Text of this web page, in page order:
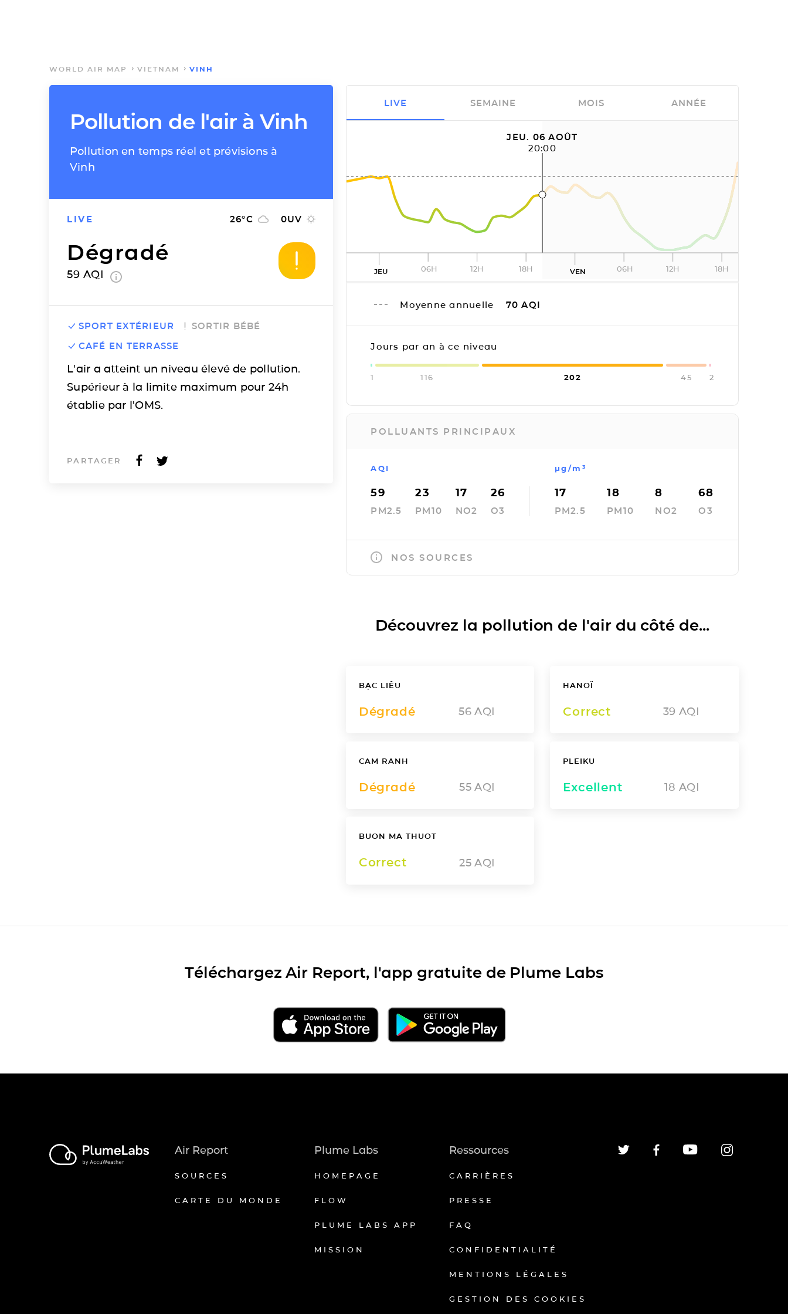
WORLD AIR MAP VIETNAM VINH
Pollution de l'air à Vinh
Pollution en temps réel et prévisions à
Vinh
LIVE 26°C 0UV
Dégradé
59 AQI
SPORT EXTÉRIEUR
SORTIR BÉBÉ
CAFÉ EN TERRASSE
L'air a atteint un niveau élevé de pollution.
Supérieur à la limite maximum pour 24h
établie par l'OMS.
PARTAGER
JEU. 06 AOÛT
20:00
JEU 06H 12H 18H VEN 06H 12H 18H
Moyenne annuelle 70 AQI
Jours par an à ce niveau
1 116 202 45 2
POLLUANTS PRINCIPAUX
AQI
59
PM2.5
23
PM10
17
NO2
26
O3
µg/m³
17
PM2.5
18
PM10
8
NO2
68
O3
NOS SOURCES
LIVE SEMAINE MOIS ANNÉE
Découvrez la pollution de l'air du côté de...
BẠC LIÊU
Dégradé 56 AQI
HANOÏ
Correct 39 AQI
CAM RANH
Dégradé 55 AQI
PLEIKU
Excellent 18 AQI
BUON MA THUOT
Correct 25 AQI
Téléchargez Air Report, l'app gratuite de Plume Labs
Air Report
SOURCES
CARTE DU MONDE
Plume Labs
HOMEPAGE
FLOW
PLUME LABS APP
MISSION
Ressources
CARRIÈRES
PRESSE
FAQ
CONFIDENTIALITÉ
MENTIONS LÉGALES
GESTION DES COOKIES